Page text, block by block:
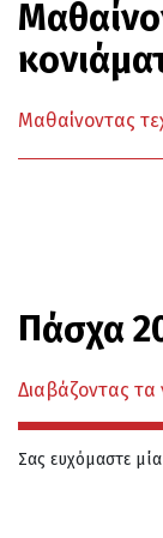
Μαθαίνοντας
Πάσχα
Διαβάζοντας τα
Σας ευχόμαστε